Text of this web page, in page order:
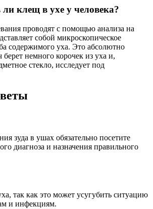
ли клещ в ухе у человека?
проводят с помощью анализа на
собой микроскопическое
содержимого уха. Это абсолютно
берет немного корочек из уха и,
стекло, исследует под
зуда в ушах обязательно посетите
диагноза и назначения правильного
так как это может усугубить ситуацию
и инфекциям.